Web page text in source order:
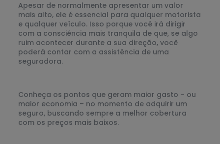
Apesar de normalmente apresentar um valor
mais alto, ele é essencial para qualquer motorista
e qualquer veículo. Isso porque você irá dirigir
com a consciência mais tranquila de que, se algo
ruim acontecer durante a sua direção, você
poderá contar com a assistência de uma
seguradora.
Conheça os pontos que geram maior gasto – ou
maior economia – no momento de adquirir um
seguro, buscando sempre a melhor cobertura
com os preços mais baixos.